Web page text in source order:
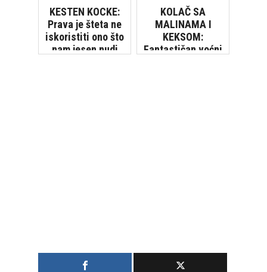
puno muke [VIDEO]
KESTEN KOCKE:
Prava je šteta ne
iskoristiti ono što
nam jesen nudi
KOLAČ SA
MALINAMA I
KEKSOM:
Fantastičan voćni